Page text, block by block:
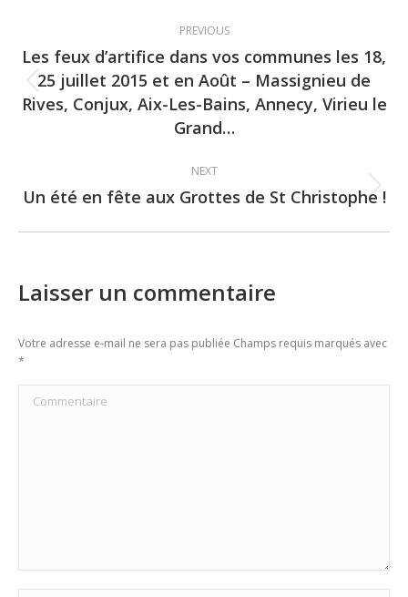
navigation
PREVIOUS
Previous
post:
Les feux d’artifice dans vos communes les 18,
25 juillet 2015 et en Août – Massignieu de
Rives, Conjux, Aix-Les-Bains, Annecy, Virieu le
Grand…
NEXT
Next
Un été en fête aux Grottes de St Christophe !
Laisser un commentaire
Votre adresse e-mail ne sera pas publiée Champs requis marqués avec
*
Commentaire